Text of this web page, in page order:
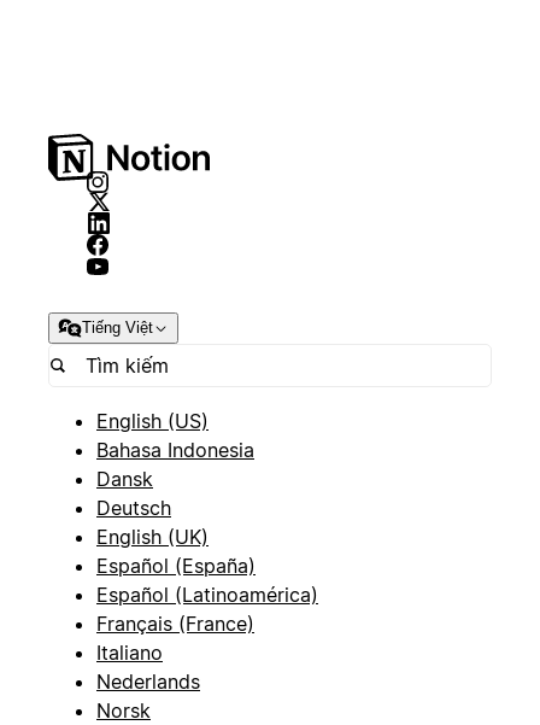
Tiếng Việt
English (US)
Bahasa Indonesia
Dansk
Deutsch
English (UK)
Español (España)
Español (Latinoamérica)
Français (France)
Italiano
Nederlands
Norsk